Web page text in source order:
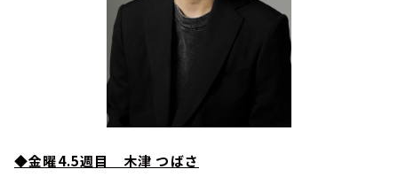
◆金曜4.5週目 木津 つばさ